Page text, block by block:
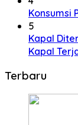
Konsumsi
5
Kapal
Kapal
Terbaru